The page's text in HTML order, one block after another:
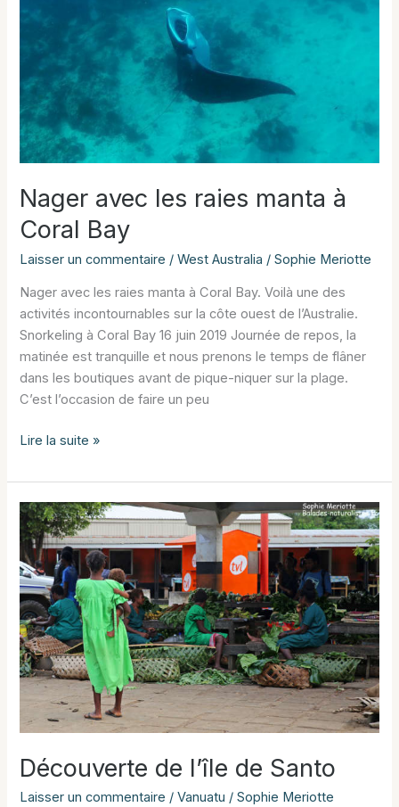
Nager avec les raies manta à
Coral Bay
Laisser un commentaire /West Australia /Sophie Meriotte
Nager avec les raies manta à Coral Bay. Voilà une des
activités incontournables sur la côte ouest de l’Australie.
Snorkeling à Coral Bay 16 juin 2019 Journée de repos, la
matinée est tranquille et nous prenons le temps de flâner
dans les boutiques avant de pique-niquer sur la plage.
C’est l’occasion de faire un peu
Nager
les
raies
manta
à
Coral
Bay
Lire la suite »
Découverte de l’île de Santo
Laisser un commentaire /Vanuatu /Sophie Meriotte